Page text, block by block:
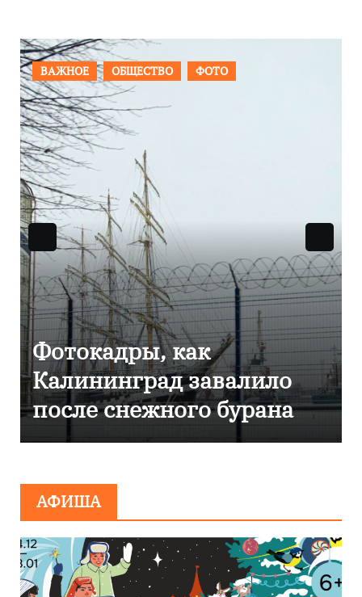
ПРОИСШЕСТВИЯ ФОТО
Фоторепортаж как в
Калининграде
эвакуировали ТЦ из-за
сообщения о
АФИША